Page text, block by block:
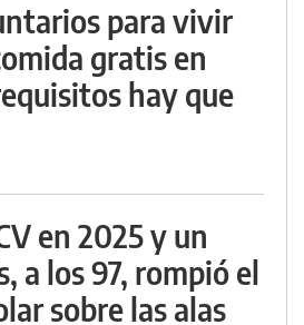
para vivir
gratis en
hay que
en 2025 y un
a los 97, rompió el
sobre las alas